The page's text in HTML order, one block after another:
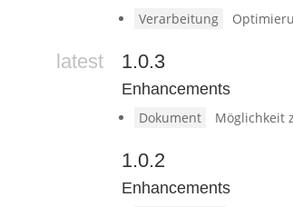
Verarbeitung
latest 1.0.3
Enhancements
Dokument Möglichkeit
1.0.2
Enhancements